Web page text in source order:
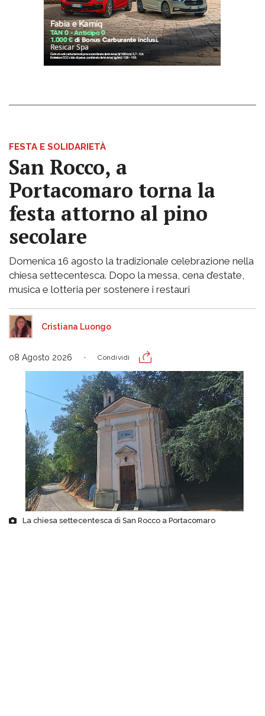
FESTA E SOLIDARIETÀ
San Rocco, a
Portacomaro torna la
festa attorno al pino
secolare
Domenica 16 agosto la tradizionale celebrazione nella
chiesa settecentesca. Dopo la messa, cena d’estate,
musica e lotteria per sostenere i restauri
Cristiana Luongo
08 Agosto 2026 Condividi
La chiesa settecentesca di San Rocco a Portacomaro